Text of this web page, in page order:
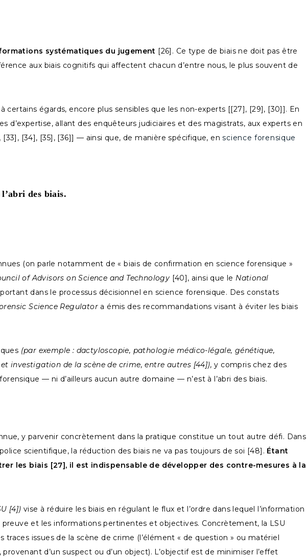
systématiques du jugement [26]. Ce type de biais ne doit pas être
aux biais cognitifs qui affectent chacun d’entre nous, le plus souvent de
égards, encore plus sensibles que les non-experts [[27], [29], [30]]. En
allant des enquêteurs judiciaires et des magistrats, aux experts en
[33], [34], [35], [36]] — ainsi que, de manière spécifique, enscience forensique
des biais.
(on parle notamment de « biais de confirmation en science forensique »
of Advisors on Science and Technology [40], ainsi que le National
dans le processus décisionnel en science forensique. Des constats
Science Regulator a émis des recommandations visant à éviter les biais
(par exemple : dactyloscopie, pathologie médico-légale, génétique,
investigation de la scène de crime, entre autres [44]), y compris chez des
— ni d’ailleurs aucun autre domaine — n’est à l’abri des biais.
y parvenir concrètement dans la pratique constitue un tout autre défi. Dans
scientifique, la réduction des biais ne va pas toujours de soi [48]. Étant
les biais [27], il est indispensable de développer des contre-mesures à la
[4]) vise à réduire les biais en régulant le flux et l’ordre dans lequel l’information
et les informations pertinentes et objectives. Concrètement, la LSU
issues de la scène de crime (l’élément « de question » ou matériel
d’un suspect ou d’un object). L’objectif est de minimiser l’effet